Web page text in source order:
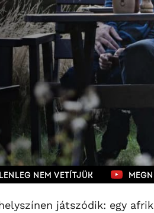
NEM VETÍTJÜK
játszódik: egy